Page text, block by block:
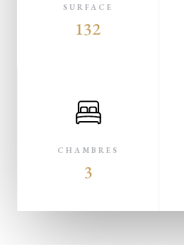
SURFACE
132
CHAMBRES
3